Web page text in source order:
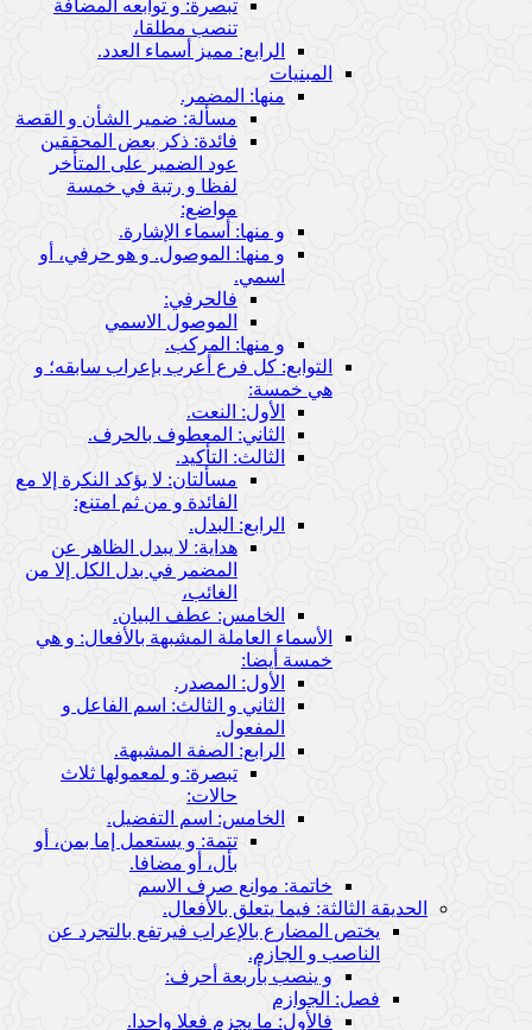
تبصرة: و توابعه المضافة
تنصب مطلقا،
الرابع: مميز أسماء العدد.
المبنيات
منها: المضمر.
مسألة: ضمير الشأن و القصة
فائدة: ذكر بعض المحققين
عود الضمير على المتأخر
لفظا و رتبة في خمسة
مواضع:
و منها: أسماء الإشارة.
و منها: الموصول. و هو حرفي، أو
اسمي.
فالحرفي:
الموصول الاسمي
و منها: المركب.
التوابع: كل فرع أعرب بإعراب سابقه؛ و
هي خمسة:
الأول: النعت.
الثاني: المعطوف بالحرف.
الثالث: التأكيد.
مسألتان: لا يؤكد النكرة إلا مع
الفائدة و من ثم امتنع:
الرابع: البدل.
هداية: لا يبدل الظاهر عن
المضمر في بدل الكل إلا من
الغائب،
الخامس: عطف البيان.
الأسماء العاملة المشبهة بالأفعال: و هي
خمسة أيضا:
الأول: المصدر.
الثاني و الثالث: اسم الفاعل و
المفعول.
الرابع: الصفة المشبهة.
تبصرة: و لمعمولها ثلاث
حالات:
الخامس: اسم التفضيل.
تتمة: و يستعمل إما بمن، أو
بأل، أو مضافا.
خاتمة: موانع صرف الاسم
الحديقة الثالثة: فيما يتعلق بالأفعال.
يختص المضارع بالإعراب فيرتفع بالتجرد عن
الناصب و الجازم.
و ينصب بأربعة أحرف:
فصل: الجوازم
فالأول: ما يجزم فعلا واحدا.